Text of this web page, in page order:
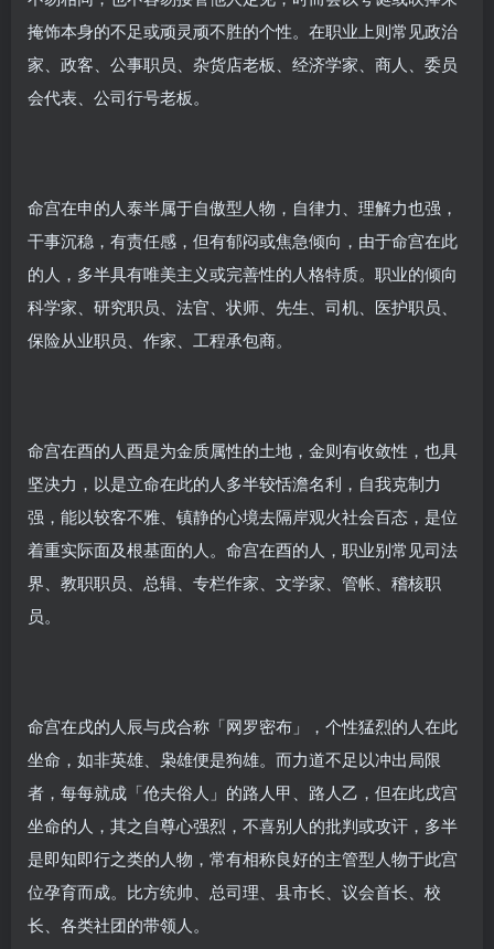
掩饰本身的不足或顽灵顽不胜的个性。在职业上则常见政治
家、政客、公事职员、杂货店老板、经济学家、商人、委员
会代表、公司行号老板。
命宫在申的人泰半属于自傲型人物，自律力、理解力也强，
干事沉稳，有责任感，但有郁闷或焦急倾向，由于命宫在此
的人，多半具有唯美主义或完善性的人格特质。职业的倾向
科学家、研究职员、法官、状师、先生、司机、医护职员、
保险从业职员、作家、工程承包商。
命宫在酉的人酉是为金质属性的土地，金则有收敛性，也具
坚决力，以是立命在此的人多半较恬澹名利，自我克制力
强，能以较客不雅、镇静的心境去隔岸观火社会百态，是位
着重实际面及根基面的人。命宫在酉的人，职业别常见司法
界、教职职员、总辑、专栏作家、文学家、管帐、稽核职
员。
命宫在戌的人辰与戌合称「网罗密布」，个性猛烈的人在此
坐命，如非英雄、枭雄便是狗雄。而力道不足以冲出局限
者，每每就成「伧夫俗人」的路人甲、路人乙，但在此戌宫
坐命的人，其之自尊心强烈，不喜别人的批判或攻讦，多半
是即知即行之类的人物，常有相称良好的主管型人物于此宫
位孕育而成。比方统帅、总司理、县市长、议会首长、校
长、各类社团的带领人。